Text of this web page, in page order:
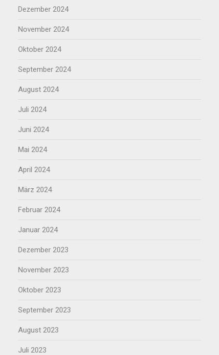
Dezember 2024
November 2024
Oktober 2024
September 2024
August 2024
Juli 2024
Juni 2024
Mai 2024
April 2024
März 2024
Februar 2024
Januar 2024
Dezember 2023
November 2023
Oktober 2023
September 2023
August 2023
Juli 2023